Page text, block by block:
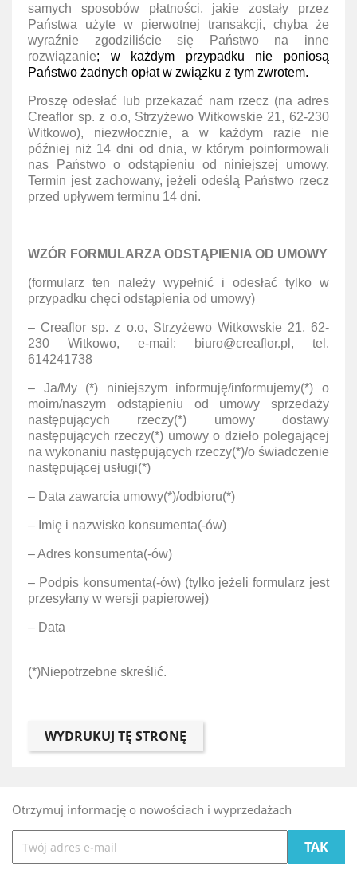
samych sposobów płatności, jakie zostały przez
Państwa użyte w pierwotnej transakcji, chyba że
wyraźnie zgodziliście się Państwo na inne
rozwiązanie; w każdym przypadku nie poniosą
Państwo żadnych opłat w związku z tym zwrotem.
Proszę odesłać lub przekazać nam rzecz (na adres
Creaflor sp. z o.o, Strzyżewo Witkowskie 21, 62-230
Witkowo), niezwłocznie, a w każdym razie nie
później niż 14 dni od dnia, w którym poinformowali
nas Państwo o odstąpieniu od niniejszej umowy.
Termin jest zachowany, jeżeli odeślą Państwo rzecz
przed upływem terminu 14 dni.
WZÓR FORMULARZA ODSTĄPIENIA OD UMOWY
(formularz ten należy wypełnić i odesłać tylko w
przypadku chęci odstąpienia od umowy)
– Creaflor sp. z o.o, Strzyżewo Witkowskie 21, 62-
230 Witkowo, e-mail: biuro@creaflor.pl, tel.
614241738
– Ja/My (*) niniejszym informuję/informujemy(*) o
moim/naszym odstąpieniu od umowy sprzedaży
następujących rzeczy(*) umowy dostawy
następujących rzeczy(*) umowy o dzieło polegającej
na wykonaniu następujących rzeczy(*)/o świadczenie
następującej usługi(*)
– Data zawarcia umowy(*)/odbioru(*)
– Imię i nazwisko konsumenta(-ów)
– Adres konsumenta(-ów)
– Podpis konsumenta(-ów) (tylko jeżeli formularz jest
przesyłany w wersji papierowej)
– Data
(*)Niepotrzebne skreślić.
Otrzymuj informację o nowościach i wyprzedażach